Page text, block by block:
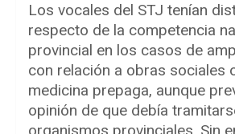
Los vocales del STJ tenían
respecto de la competencia
provincial en los casos de
con relación a obras sociales
medicina prepaga, aunque
opinión de que debía